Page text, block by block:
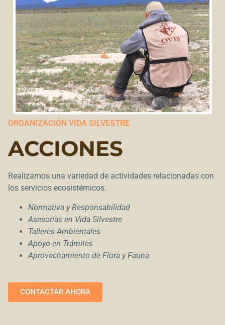
ORGANIZACIÓN VIDA SILVESTRE
ACCIONES
Realizamos una variedad de actividades relacionadas con
los servicios ecosistémicos.
Normativa y Responsabilidad
Asesorías en Vida Silvestre
Talleres Ambientales
Apoyo en Trámites
Aprovechamiento de Flora y Fauna
CONTACTAR AHORA